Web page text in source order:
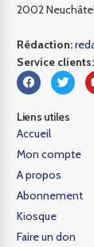
2002
Rédaction:
Service clients:
Liens utiles
Accueil
Mon compte
A propos
Abonnement
Kiosque
Faire un don